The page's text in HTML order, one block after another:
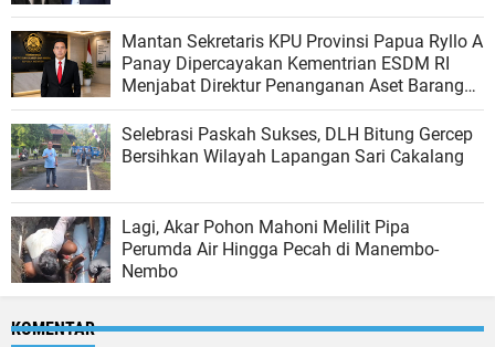
Mantan Sekretaris KPU Provinsi Papua Ryllo A
Panay Dipercayakan Kementrian ESDM RI
Menjabat Direktur Penanganan Aset Barang
Bukti
Selebrasi Paskah Sukses, DLH Bitung Gercep
Bersihkan Wilayah Lapangan Sari Cakalang
Lagi, Akar Pohon Mahoni Melilit Pipa
Perumda Air Hingga Pecah di Manembo-
Nembo
KOMENTAR